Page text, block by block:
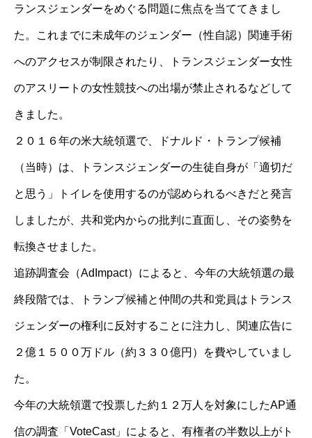
ランスジェンダーをめぐる問題に焦点を当ててきまし
た。これまでに未成年のジェンダー（性自認）関連手術
へのアクセスが制限されたり、トランスジェンダー女性
のアスリートの女性競技への出場が禁止されるなどして
きました。
２０１６年の米大統領選で、ドナルド・トランプ候補
（当時）は、トランスジェンダーの生徒自身が「適切だ
と思う」トイレを使用するのが認められるべきだと発言
しましたが、共和党内からの批判に直面し、その姿勢を
転換させました。
追跡調査会（AdImpact）によると、今年の大統領選の最
終段階では、トランプ候補と仲間の共和党員はトランス
ジェンダーの権利に反対することに注力し、関連広告に
２億１５００万ドル（約３３０億円）を費やしていまし
た。
今年の大統領選で投票した約１２万人を対象にしたAP通
信の調査「VoteCast」によると、有権者の半数以上がト